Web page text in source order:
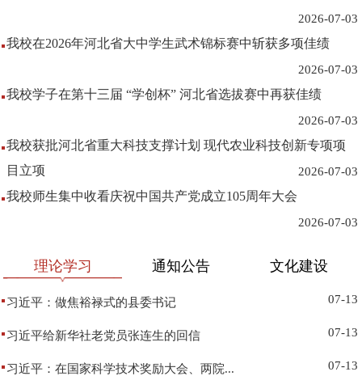
2026-07-03
我校在2026年河北省大中学生武术锦标赛中斩获多项佳绩
2026-07-03
我校学子在第十三届 “学创杯” 河北省选拔赛中再获佳绩
2026-07-03
我校获批河北省重大科技支撑计划 现代农业科技创新专项项
目立项
2026-07-03
我校师生集中收看庆祝中国共产党成立105周年大会
2026-07-03
理论学习 通知公告 文化建设
习近平：做焦裕禄式的县委书记 07-13
习近平给新华社老党员张连生的回信 07-13
习近平：在国家科学技术奖励大会、两院... 07-13